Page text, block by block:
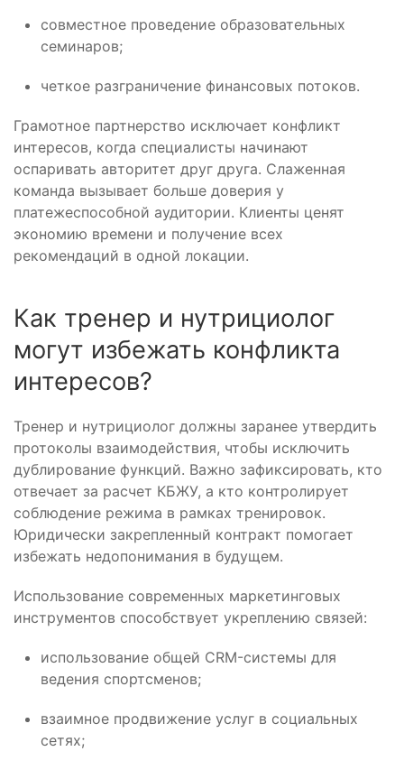
совместное проведение образовательных
семинаров;
четкое разграничение финансовых потоков.
Грамотное партнерство исключает конфликт
интересов, когда специалисты начинают
оспаривать авторитет друг друга. Слаженная
команда вызывает больше доверия у
платежеспособной аудитории. Клиенты ценят
экономию времени и получение всех
рекомендаций в одной локации.
Как тренер и нутрициолог
могут избежать конфликта
интересов?
Тренер и нутрициолог должны заранее утвердить
протоколы взаимодействия, чтобы исключить
дублирование функций. Важно зафиксировать, кто
отвечает за расчет КБЖУ, а кто контролирует
соблюдение режима в рамках тренировок.
Юридически закрепленный контракт помогает
избежать недопонимания в будущем.
Использование современных маркетинговых
инструментов способствует укреплению связей:
использование общей CRM-системы для
ведения спортсменов;
взаимное продвижение услуг в социальных
сетях;